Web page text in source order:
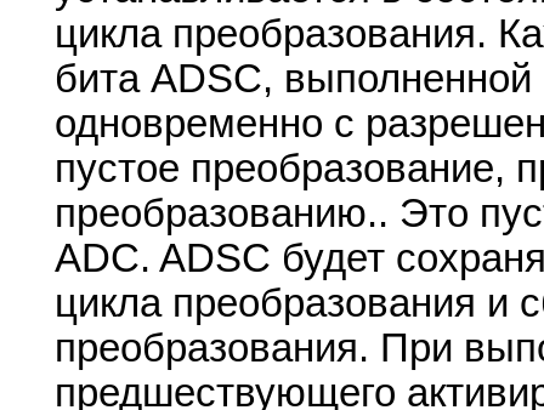
цикла преобразования.
бита ADSC,
одновременно с
пустое преобразование,
преобразованию.. Это
ADC. ADSC будет
цикла преобразования и
преобразования. При
предшествующего